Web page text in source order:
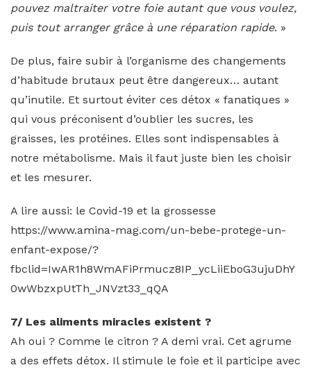
pouvez maltraiter votre foie autant que vous voulez,
puis tout arranger grâce à une réparation rapide. »
De plus, faire subir à l’organisme des changements
d’habitude brutaux peut être dangereux… autant
qu’inutile. Et surtout éviter ces détox « fanatiques »
qui vous préconisent d’oublier les sucres, les
graisses, les protéines. Elles sont indispensables à
notre métabolisme. Mais il faut juste bien les choisir
et les mesurer.
A lire aussi: le Covid-19 et la grossesse
https://www.amina-mag.com/un-bebe-protege-un-
enfant-expose/?
fbclid=IwAR1h8WmAFiPrmucz8IP_ycLiiEboG3ujuDhY
0wWbzxpUtTh_JNVzt33_qQA
7/ Les aliments miracles existent ?
Ah oui ? Comme le citron ? A demi vrai. Cet agrume
a des effets détox. Il stimule le foie et il participe avec